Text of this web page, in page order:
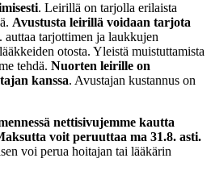
. Leirillä on tarjolla erilaista
Avustusta leirillä voidaan tarjota
auttaa tarjottimen ja laukkujen
otosta. Yleistä muistuttamista
tehdä. Nuorten leirille on
kanssa. Avustajan kustannus on
nettisivujemme kautta
voit peruuttaa ma 31.8. asti.
voi perua hoitajan tai lääkärin